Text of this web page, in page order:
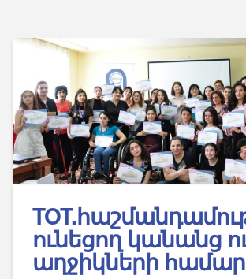
ունեցող կանանց
աղջիկների համար